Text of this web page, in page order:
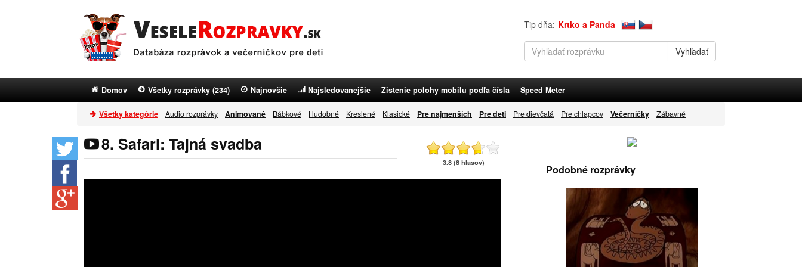
Tip dňa: Krtko a Panda
Domov Všetky rozprávky (234) Najnovšie Najsledovanejšie Zistenie polohy mobilu podľa čísla Speed Meter
Všetky kategórie Audio rozprávky Animované Bábkové Hudobné Kreslené Klasické Pre najmenších Pre deti Pre dievčatá Pre chlapcov Večerníčky Zábavné
8. Safari: Tajná svadba
3.8 (8 hlasov)
Podobné rozprávky